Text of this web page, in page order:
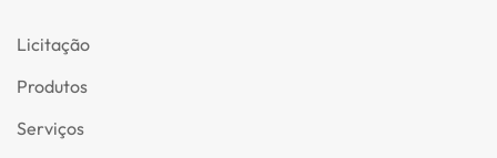
Licitação
Produtos
Serviços